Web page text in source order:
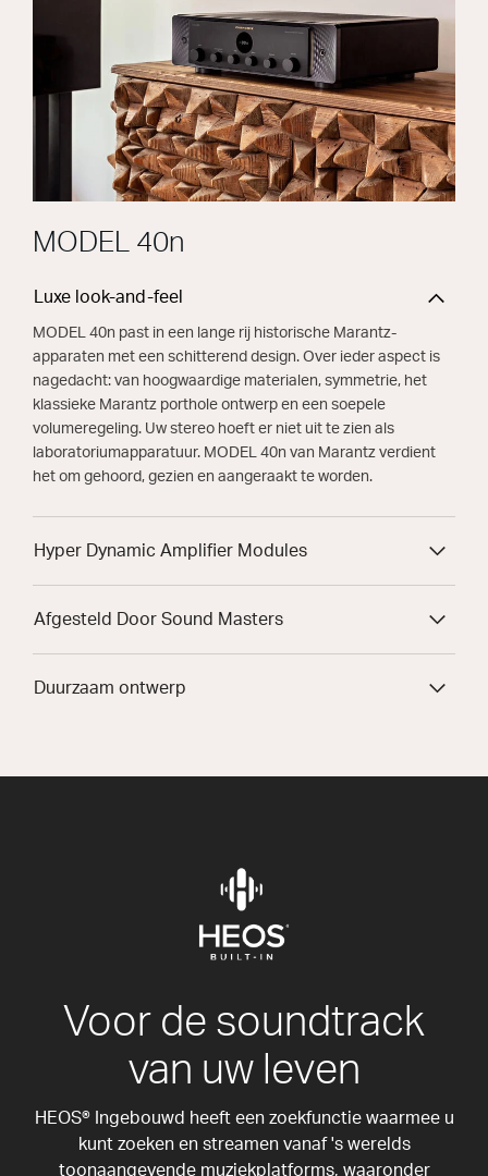
MODEL 40n
Luxe look-and-feel
MODEL 40n past in een lange rij historische Marantz-
apparaten met een schitterend design. Over ieder aspect is
nagedacht: van hoogwaardige materialen, symmetrie, het
klassieke Marantz porthole ontwerp en een soepele
volumeregeling. Uw stereo hoeft er niet uit te zien als
laboratoriumapparatuur. MODEL 40n van Marantz verdient
het om gehoord, gezien en aangeraakt te worden.
Hyper Dynamic Amplifier Modules
Afgesteld Door Sound Masters
Duurzaam ontwerp
Voor de soundtrack
van uw leven
HEOS® Ingebouwd heeft een zoekfunctie waarmee u
kunt zoeken en streamen vanaf 's werelds
toonaangevende muziekplatforms, waaronder